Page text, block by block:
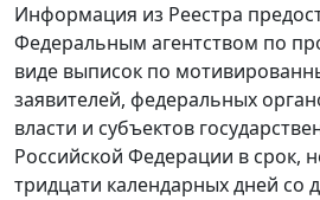
Информация из Реестра
Федеральным агентством по
виде выписок по
заявителей, федеральных
власти и субъектов
Российской Федерации в
тридцати календарных дней со